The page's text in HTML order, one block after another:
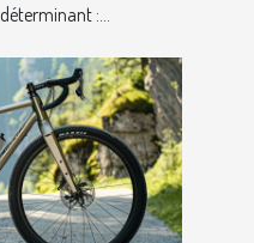
déterminant :...